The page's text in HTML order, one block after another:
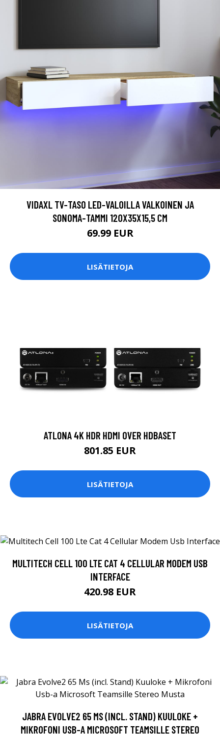
VIDAXL TV-TASO LED-VALOILLA VALKOINEN JA
SONOMA-TAMMI 120X35X15,5 CM
69.99 EUR
LISÄTIETOJA
ATLONA 4K HDR HDMI OVER HDBASET
801.85 EUR
LISÄTIETOJA
MULTITECH CELL 100 LTE CAT 4 CELLULAR MODEM USB
INTERFACE
420.98 EUR
LISÄTIETOJA
JABRA EVOLVE2 65 MS (INCL. STAND) KUULOKE +
MIKROFONI USB-A MICROSOFT TEAMSILLE STEREO